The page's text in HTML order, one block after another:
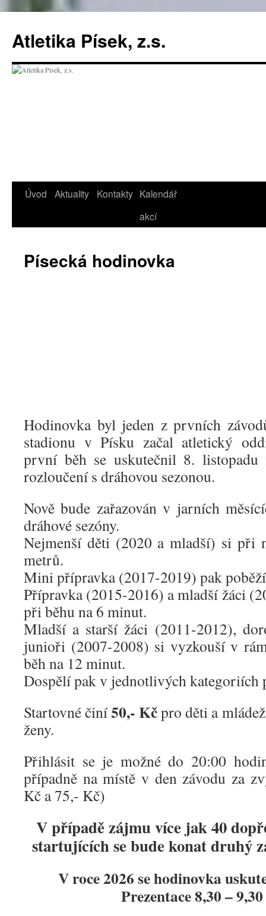
obsahu
webu
Atletika Písek, z.s.
Úvod Aktuality Kontakty Kalendář
akcí
Písecká hodinovka
Hodinovka byl jeden z prvních
stadionu v Písku začal atletický
první běh se uskutečnil 8.
rozloučení s dráhovou sezonou.
Nově bude zařazován v jarních
dráhové sezóny.
Nejmenší děti (2020 a mladší) si při
metrů.
Mini přípravka (2017-2019) pak
Přípravka (2015-2016) a mladší žáci
při běhu na 6 minut.
Mladší a starší žáci (2011-2012),
junioři (2007-2008) si vyzkouší v
běh na 12 minut.
Dospělí pak v jednotlivých kategoriích
Startovné činí50,- Kčpro děti a
ženy.
Přihlásit se je možné do 20:00
případně na místě v den závodu za
Kč a 75,- Kč)
V případě zájmu více jak 40
startujících se bude konat druhý
V roce 2026 se hodinovka
Prezentace 8,30 –